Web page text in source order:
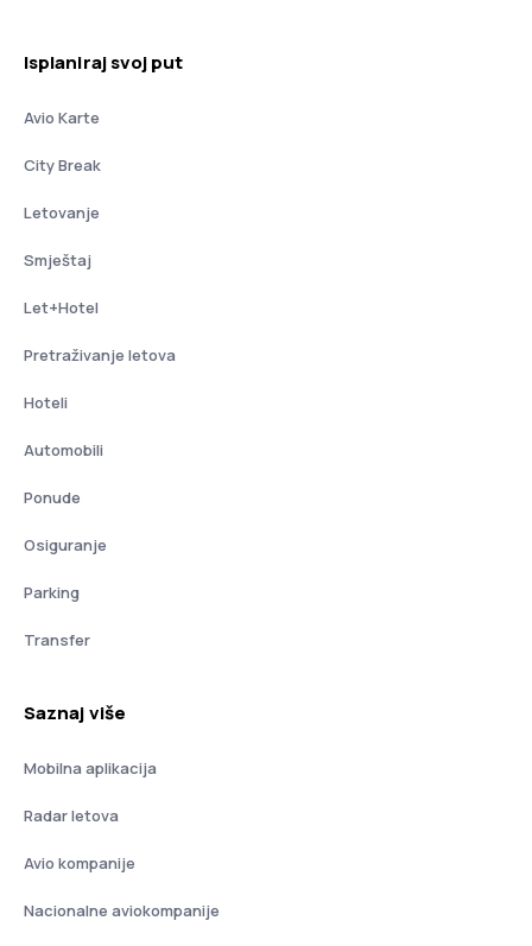
Isplaniraj svoj put
Avio Karte
City Break
Letovanje
Smještaj
Let+Hotel
Pretraživanje letova
Hoteli
Automobili
Ponude
Osiguranje
Parking
Transfer
Saznaj više
Mobilna aplikacija
Radar letova
Avio kompanije
Nacionalne aviokompanije